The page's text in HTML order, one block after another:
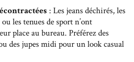
: Les jeans déchirés, les
les tenues de sport n’ont
place au bureau. Préférez des
des jupes midi pour un look casual